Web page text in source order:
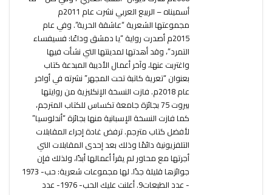
أسميناه – الربيع العربي نشرت عام 2011م
مجموعتها الشعرية “عاشقة الحرية”. وفي عام
2015م أصدرت رواية “يا دمشق وداعًا: فسيفساء
التمرد”، وقد أهدتها لمدينتها التي نشأت فيها
واغتربت عنها، وآخر أعمال الأديبة المبدعة كتاب
بعنوان “تعرية كاتبة تحت المجهر” نشرته في أواخر
عام 2018م. فازت النسخة الإنكليزية من روايتها
بيروت 75 بجائزة جامعة تكساس للكتاب المترجم،
كما فازت النسخة الإسبانية منها بجائزة “أندلوسيا”
لأفضل كتاب مترجم. ترفض غادة إجراء المقابلات
التلفزيونية دائمًا وذلك بعد إحدى المقابلات التي
أجرتها مع محاور لم يقرأ أعمالها أبدًا، ولذلك فإن
جوائزها قليلة جدًا. لها مجموعات شعرية: حب- 1973
- عدد الطبعات9. أعلنت عليك الحب- 1976- عدد